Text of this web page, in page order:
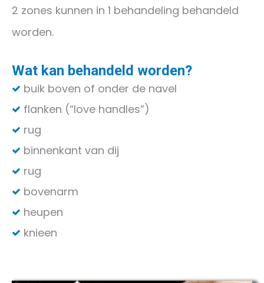
2 zones kunnen in 1 behandeling behandeld
worden.
Wat kan behandeld worden?
buik boven of onder de navel
flanken (“love handles”)
rug
binnenkant van dij
rug
bovenarm
heupen
knieen